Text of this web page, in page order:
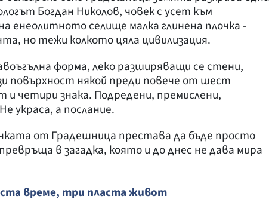
Богдан Николов, човек с усет към
енеолитното селище малка глинена плочка -
но тежи колкото цяла цивилизация.
форма, леко разширяващи се стени,
повърхност някой преди повече от шест
и четири знака. Подредени, премислени,
украса, а послание.
от Градешница престава да бъде просто
в загадка, която и до днес не дава мира
време, три пласта живот